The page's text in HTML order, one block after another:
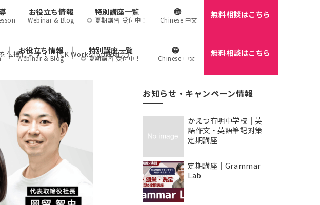
お役立ち情報
Webinar & Blog
特別講座一覧
🌻 夏期講習 受付中！ Chinese 中文
無料相談はこちら
お役立ち情報
Webinar & Blog
特別講座一覧
🌻 夏期講習 受付中！ Chinese 中文
無料相談はこちら
伝授します！｜TCK Workshop説明会』
お知らせ・キャンペーン情報
かえつ有明中学校｜英
語作文・英語筆記対策
定期講座
定期講座｜Grammar
Lab